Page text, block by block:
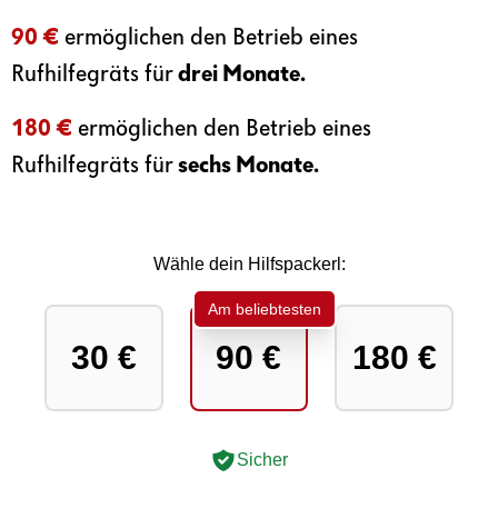
90 € ermöglichen den Betrieb eines
Rufhilfegräts fürdrei Monate.
180 € ermöglichen den Betrieb eines
Rufhilfegräts fürsechs Monate.
Wähle dein Hilfspackerl:
30 € 90 €
Am beliebtesten
180 €
Sicher